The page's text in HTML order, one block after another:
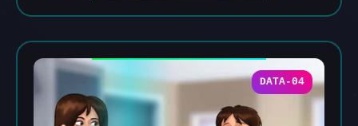
DATA-04